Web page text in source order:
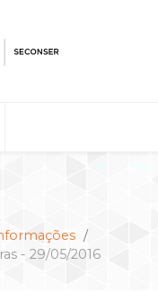
- 29/05/2016